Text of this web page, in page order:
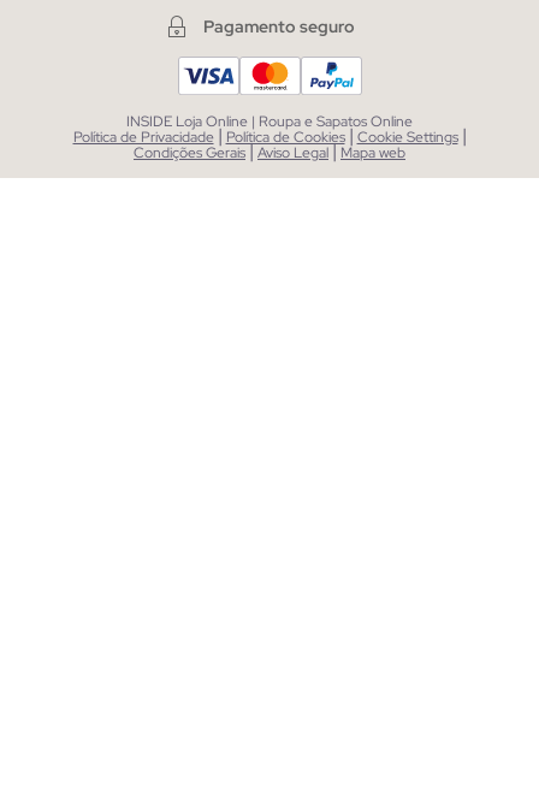
Pagamento seguro
INSIDE Loja Online | Roupa e Sapatos Online
Política de Privacidade | Política de Cookies | Cookie Settings |
Condições Gerais|Aviso Legal| Mapa web